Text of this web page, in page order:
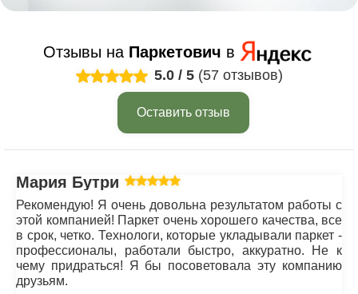
Отзывы на Паркетович в
5.0 / 5 (57 отзывов)
Оставить отзыв
Мария Бутрим
Рекомендую! Я очень довольна результатом работы с
этой компанией! Паркет очень хорошего качества, все
в срок, четко. Технологи, которые укладывали паркет -
профессионалы, работали быстро, аккуратно. Не к
чему придраться! Я бы посоветовала эту компанию
друзьям.